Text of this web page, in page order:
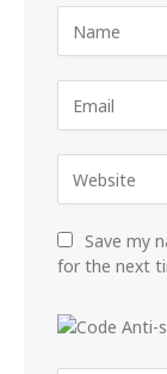
Save my
for the next